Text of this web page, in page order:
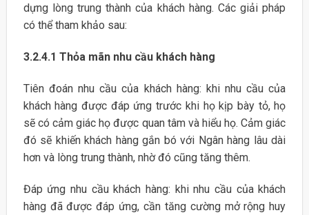
dựng lòng trung thành của khách hàng. Các giải pháp
có thể tham khảo sau:
3.2.4.1 Thỏa mãn nhu cầu khách hàng
Tiên đoán nhu cầu của khách hàng: khi nhu cầu của
khách hàng được đáp ứng trước khi họ kịp bày tỏ, họ
sẽ có cảm giác họ được quan tâm và hiểu họ. Cảm giác
đó sẽ khiến khách hàng gắn bó với Ngân hàng lâu dài
hơn và lòng trung thành, nhờ đó cũng tăng thêm.
Đáp ứng nhu cầu khách hàng: khi nhu cầu của khách
hàng đã được đáp ứng, cần tăng cường mở rộng huy